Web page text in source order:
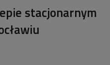
stacjonarnym